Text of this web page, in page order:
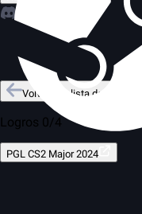
Volver a la lista de torneos
Logros 0/4
PGL CS2 Major 2024